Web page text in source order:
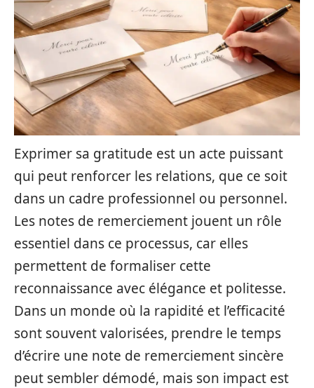
Exprimer sa gratitude est un acte puissant
qui peut renforcer les relations, que ce soit
dans un cadre professionnel ou personnel.
Les notes de remerciement jouent un rôle
essentiel dans ce processus, car elles
permettent de formaliser cette
reconnaissance avec élégance et politesse.
Dans un monde où la rapidité et l’efficacité
sont souvent valorisées, prendre le temps
d’écrire une note de remerciement sincère
peut sembler démodé, mais son impact est